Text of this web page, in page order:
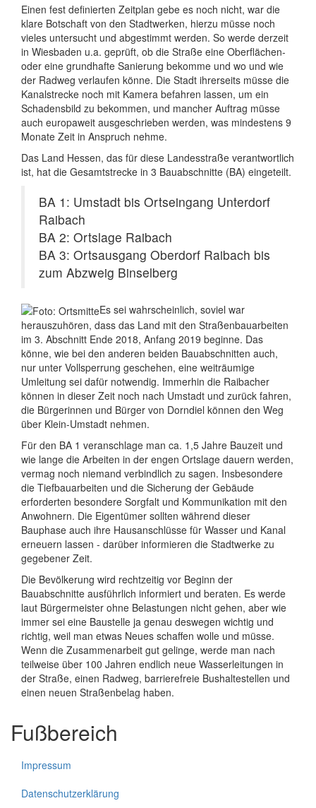
Einen fest definierten Zeitplan gebe es noch nicht, war die
klare Botschaft von den Stadtwerken, hierzu müsse noch
vieles untersucht und abgestimmt werden. So werde derzeit
in Wiesbaden u.a. geprüft, ob die Straße eine Oberflächen-
oder eine grundhafte Sanierung bekomme und wo und wie
der Radweg verlaufen könne. Die Stadt ihrerseits müsse die
Kanalstrecke noch mit Kamera befahren lassen, um ein
Schadensbild zu bekommen, und mancher Auftrag müsse
auch europaweit ausgeschrieben werden, was mindestens 9
Monate Zeit in Anspruch nehme.
Das Land Hessen, das für diese Landesstraße verantwortlich
ist, hat die Gesamtstrecke in 3 Bauabschnitte (BA) eingeteilt.
BA 1: Umstadt bis Ortseingang Unterdorf
Raibach
BA 2: Ortslage Raibach
BA 3: Ortsausgang Oberdorf Raibach bis
zum Abzweig Binselberg
Es sei wahrscheinlich, soviel war
herauszuhören, dass das Land mit den Straßenbauarbeiten
im 3. Abschnitt Ende 2018, Anfang 2019 beginne. Das
könne, wie bei den anderen beiden Bauabschnitten auch,
nur unter Vollsperrung geschehen, eine weiträumige
Umleitung sei dafür notwendig. Immerhin die Raibacher
können in dieser Zeit noch nach Umstadt und zurück fahren,
die Bürgerinnen und Bürger von Dorndiel können den Weg
über Klein-Umstadt nehmen.
Für den BA 1 veranschlage man ca. 1,5 Jahre Bauzeit und
wie lange die Arbeiten in der engen Ortslage dauern werden,
vermag noch niemand verbindlich zu sagen. Insbesondere
die Tiefbauarbeiten und die Sicherung der Gebäude
erforderten besondere Sorgfalt und Kommunikation mit den
Anwohnern. Die Eigentümer sollten während dieser
Bauphase auch ihre Hausanschlüsse für Wasser und Kanal
erneuern lassen - darüber informieren die Stadtwerke zu
gegebener Zeit.
Die Bevölkerung wird rechtzeitig vor Beginn der
Bauabschnitte ausführlich informiert und beraten. Es werde
laut Bürgermeister ohne Belastungen nicht gehen, aber wie
immer sei eine Baustelle ja genau deswegen wichtig und
richtig, weil man etwas Neues schaffen wolle und müsse.
Wenn die Zusammenarbeit gut gelinge, werde man nach
teilweise über 100 Jahren endlich neue Wasserleitungen in
der Straße, einen Radweg, barrierefreie Bushaltestellen und
einen neuen Straßenbelag haben.
Fußbereich
Impressum
Datenschutzerklärung